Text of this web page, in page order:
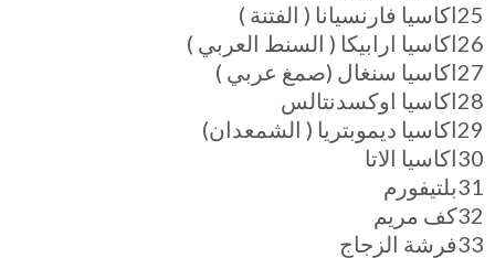
25اكاسيا فارنسيانا ( الفتنة )
26اكاسيا ارابيكا ( السنط العربي )
27اكاسيا سنغال (صمغ عربي )
28اكاسيا اوكسدنتالس
29اكاسيا ديموبتريا ( الشمعدان)
30اكاسيا الاتا
31بلتيفورم
32كف مريم
33فرشة الزجاج